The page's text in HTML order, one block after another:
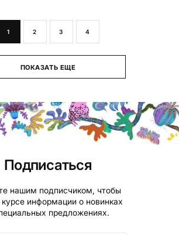
1 2 3 4
ПОКАЗАТЬ ЕЩЕ
Подписаться
нашим подписчиком, чтобы
информации о новинках
предложениях.